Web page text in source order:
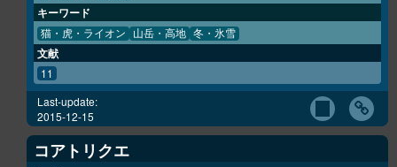
キーワード
猫・虎・ライオン 山岳・高地 冬・氷雪
文献
11
Last-update:
2015-12-15
コアトリクエ